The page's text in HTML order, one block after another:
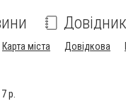
Довідник
Карта міста Довідкова
р.